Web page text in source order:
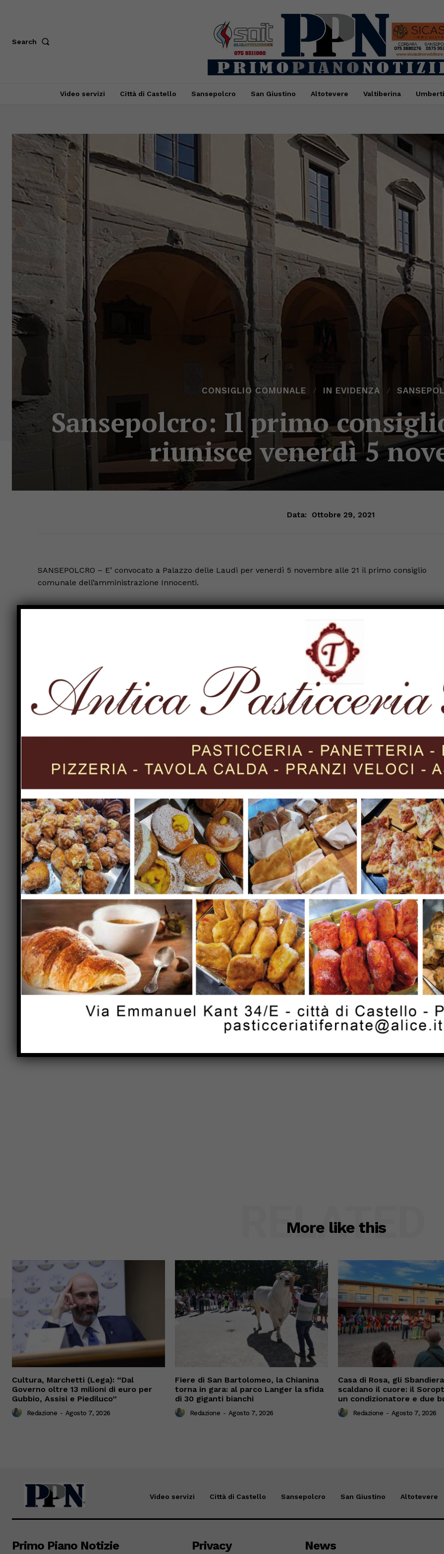
Search
Video servizi Città di Castello Sansepolcro San Giustino Altotevere Valtiberina
CONSIGLIO COMUNALE IN EVIDENZA
Sansepolcro: Il primo
riunisce venerdì 5
Data: Ottobre 29, 2021
SANSEPOLCRO – E’ convocato a Palazzo delle Laudi per venerdì 5 novembre alle 21 il primo consiglio
comunale dell’amministrazione Innocenti.
Ecco i punti all’ordine del giorno:
3) Elezione del presidente del consiglio comunale e del vicepresidente;
4) Comunicazione della nomina del vicesindaco e della giunta comunale da parte del sindaco;
5) Surrogazione dei consiglieri chiamati a far parte della giunta;
6) Costituzione dei gruppi consiliari e designazione dei capigruppo;
8) Elezione commissione per la formazione degli elenchi dei giudici popolari;
9) Elezione dei rappresentanti in Assemblea Unione Montana dei Comuni della Valtiberina Toscana.
Prima dell’elezione del presidente del consiglio, presiederà il consigliere anziano Chiara Andreini. La
potrà essere seguita anche in streaming nel sito del Comune.
Previous article
Sansepolcro:Corone d’alloro al Sacrario
degli Slavi
Next article
Umbertide: realizzazione di passaggi
pedonali a Calzolaro e Montecastelli, la
soddisfazione del gruppo consiliare
della Lega
More like this
RELATED
Cultura, Marchetti (Lega): “Dal
Governo oltre 13 milioni di euro per
Gubbio, Assisi e Piediluco”
Redazione - Agosto 7, 2026
Fiere di San Bartolomeo, la Chianina
torna in gara: al parco Langer la sfida
di 30 giganti bianchi
Redazione - Agosto 7, 2026
Casa di Rosa, gli
scaldano il cuore: il
un condizionatore e due
Redazione - Agosto 7, 2026
Video servizi Città di Castello Sansepolcro San Giustino Altotevere
Primo Piano Notizie Privacy News